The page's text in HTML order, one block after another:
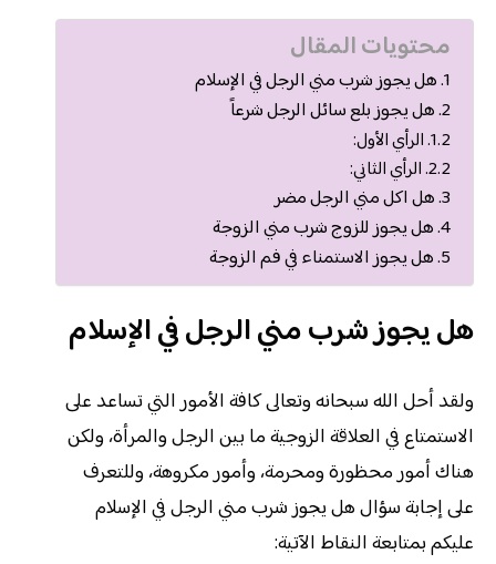
محتويات المقال
هل يجوز شرب مني الرجل في الإسلام
هل يجوز بلع سائل الرجل شرعاً
الرأي الأول:
الرأي الثاني:
هل اكل مني الرجل مضر
هل يجوز للزوج شرب مني الزوجة
هل يجوز الاستمناء في فم الزوجة
هل يجوز شرب مني الرجل في الإسلام
ولقد أحل الله سبحانه وتعالى كافة الأمور التي تساعد على
الاستمتاع في العلاقة الزوجية ما بين الرجل والمرأة، ولكن
هناك أمور محظورة ومحرمة، وأمور مكروهة، وللتعرف
على إجابة سؤال هل يجوز شرب مني الرجل في الإسلام
عليكم بمتابعة النقاط الآتية: